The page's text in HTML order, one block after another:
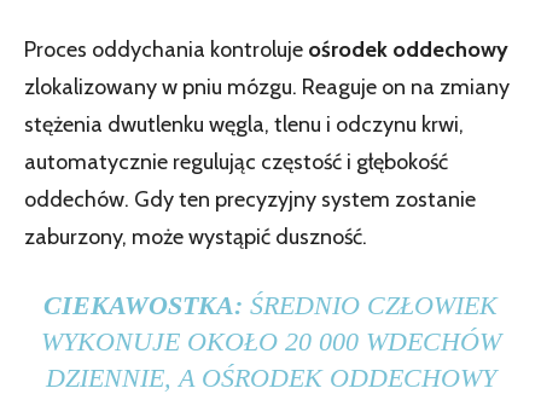
Proces oddychania kontroluje ośrodek oddechowy
zlokalizowany w pniu mózgu. Reaguje on na zmiany
stężenia dwutlenku węgla, tlenu i odczynu krwi,
automatycznie regulując częstość i głębokość
oddechów. Gdy ten precyzyjny system zostanie
zaburzony, może wystąpić duszność.
CIEKAWOSTKA: ŚREDNIO CZŁOWIEK
WYKONUJE OKOŁO 20 000 WDECHÓW
DZIENNIE, A OŚRODEK ODDECHOWY